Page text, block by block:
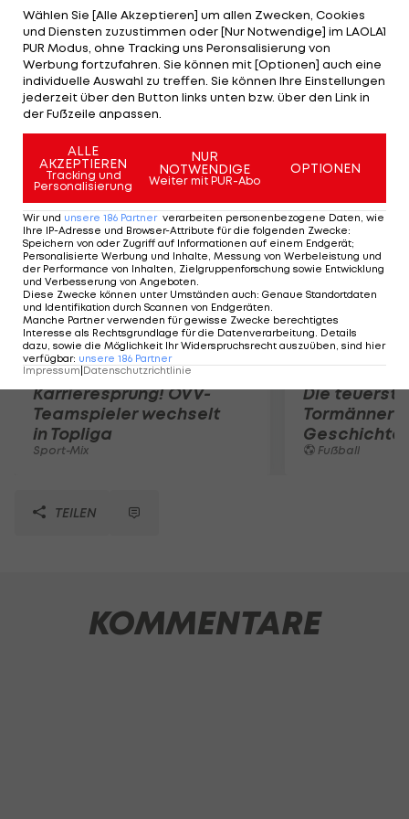
im Einzel, unterliegt Melzer mit seinem deutschen
Partner Philipp Petzschner Sam Querrey auch zum
Auftakt des Doppelbewerbs von Cincinnati. Die
US-Wildcard-Paarung Querrey/James Blake
besiegt Melzer/Petzschner beim Hartplatz-
Turnier in den USA mit 6:2 und 7:6 (5).
Mehr zum Thema
Karrieresprung! ÖVV-
Teamspieler wechselt
in Topliga
Sport-Mix
Die
Tormänner
Geschichte
Fußball
TEILEN
KOMMENTARE
Wählen Sie [Alle Akzeptieren] um allen Zwecken, Cookies
und Diensten zuzustimmen oder [Nur Notwendige] im LAOLA1
PUR Modus, ohne Tracking uns Peronsalisierung von
Werbung fortzufahren. Sie können mit [Optionen] auch eine
individuelle Auswahl zu treffen. Sie können Ihre Einstellungen
jederzeit über den Button links unten bzw. über den Link in
der Fußzeile anpassen.
ALLE
AKZEPTIEREN
Tracking und
Personalisierung
NUR
NOTWENDIGE
Weiter mit PUR-Abo
OPTIONEN
Wir und unsere 186 Partner verarbeiten personenbezogene Daten, wie
Ihre IP-Adresse und Browser-Attribute für die folgenden Zwecke:
Speichern von oder Zugriff auf Informationen auf einem Endgerät;
Personalisierte Werbung und Inhalte, Messung von Werbeleistung und
der Performance von Inhalten, Zielgruppenforschung sowie Entwicklung
und Verbesserung von Angeboten.
Diese Zwecke können unter Umständen auch: Genaue Standortdaten
und Identifikation durch Scannen von Endgeräten.
Manche Partner verwenden für gewisse Zwecke berechtigtes
Interesse als Rechtsgrundlage für die Datenverarbeitung. Details
dazu, sowie die Möglichkeit Ihr Widerspruchsrecht auszuüben, sind hier
verfügbar: unsere 186 Partner
Impressum Datenschutzrichtlinie